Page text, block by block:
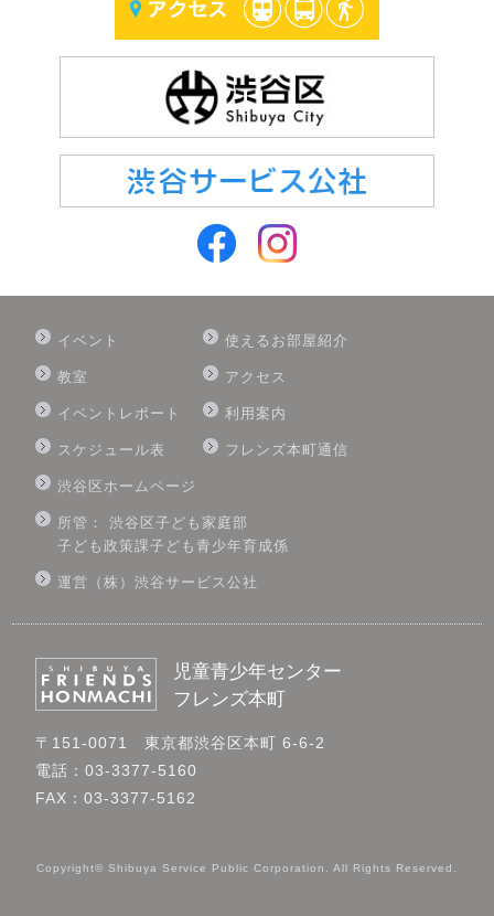
イベント
教室
イベントレポート
スケジュール表
使えるお部屋紹介
アクセス
利用案内
フレンズ本町通信
渋谷区ホームページ
所管： 渋谷区子ども家庭部
子ども政策課子ども青少年育成係
運営（株）渋谷サービス公社
児童青少年センター
フレンズ本町
〒151-0071 東京都渋谷区本町 6-6-2
電話：03-3377-5160
FAX：03-3377-5162
Copyright© Shibuya Service Public Corporation. All Rights Reserved.